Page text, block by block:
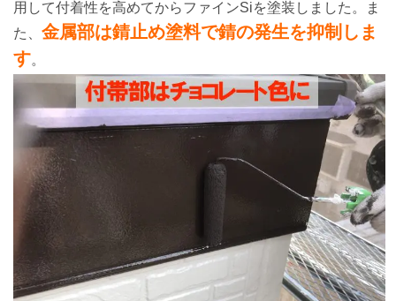
用して付着性を高めてからファインSiを塗装しました。ま
た、 金属部は錆止め塗料で錆の発生を抑制しま
す。